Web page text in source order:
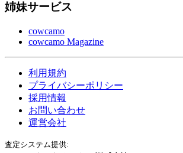
姉妹サービス
cowcamo
cowcamo Magazine
利用規約
プライバシーポリシー
採用情報
お問い合わせ
運営会社
査定システム提供: